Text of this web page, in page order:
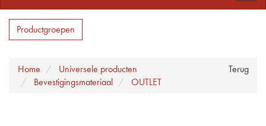
Productgroepen
Terug
Home
Universele producten
Bevestigingsmateriaal
OUTLET